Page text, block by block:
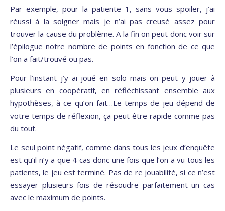
Par exemple, pour la patiente 1, sans vous spoiler, j’ai
réussi à la soigner mais je n’ai pas creusé assez pour
trouver la cause du problème. A la fin on peut donc voir sur
l’épilogue notre nombre de points en fonction de ce que
l’on a fait/trouvé ou pas.
Pour l’instant j’y ai joué en solo mais on peut y jouer à
plusieurs en coopératif, en réfléchissant ensemble aux
hypothèses, à ce qu’on fait…Le temps de jeu dépend de
votre temps de réflexion, ça peut être rapide comme pas
du tout.
Le seul point négatif, comme dans tous les jeux d’enquête
est qu’il n’y a que 4 cas donc une fois que l’on a vu tous les
patients, le jeu est terminé. Pas de re jouabilité, si ce n’est
essayer plusieurs fois de résoudre parfaitement un cas
avec le maximum de points.